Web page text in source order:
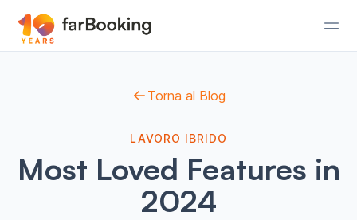
Torna al Blog
LAVORO IBRIDO
Most Loved Features in
2024